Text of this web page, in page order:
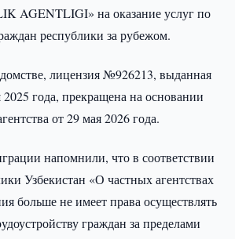
AGENTLIGI» на оказание услуг по
республики за рубежом.
лицензия №926213, выданная
года, прекращена на основании
от 29 мая 2026 года.
напомнили, что в соответствии
Узбекистан «О частных агентствах
больше не имеет права осуществлять
граждан за пределами